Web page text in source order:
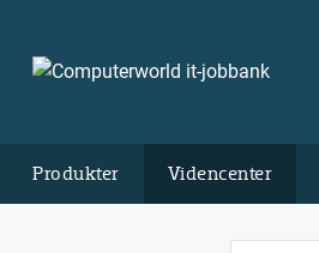
Produkter Videncenter